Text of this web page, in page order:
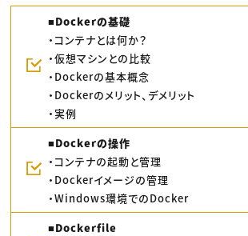
■Dockerの基礎
・コンテナとは何か？
・仮想マシンとの比較
・Dockerの基本概念
・Dockerのメリット、デメリット
・実例
■Dockerの操作
・コンテナの起動と管理
・Dockerイメージの管理
・Windows環境でのDocker
■Dockerfile